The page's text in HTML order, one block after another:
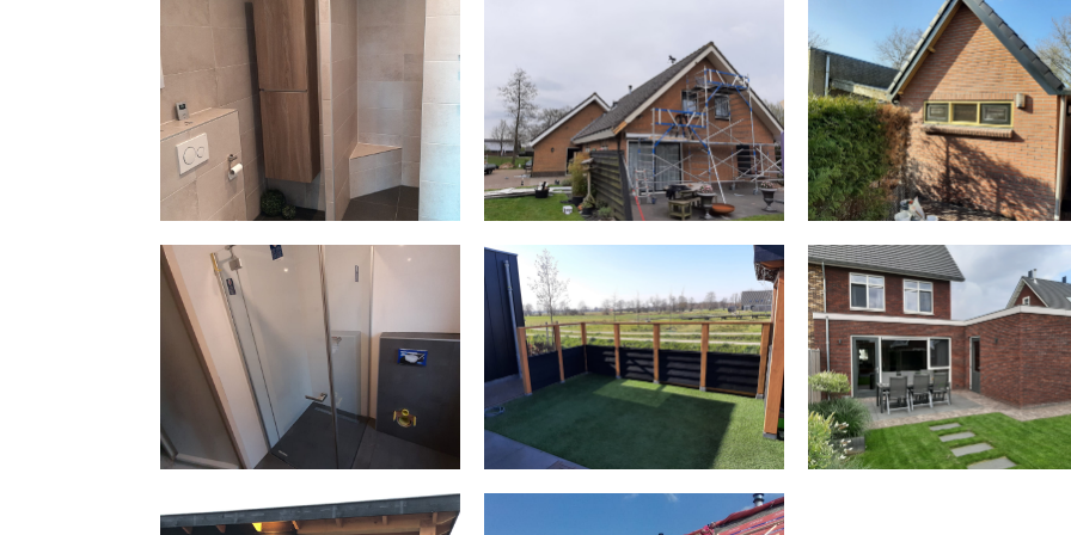
RENOVATIE BADKAMER HOUTBOUW WINDSCHERM UITBOUW
BOUW SCHUUR EN VERANDA VERBOUW SCHUUR